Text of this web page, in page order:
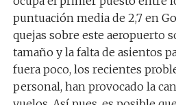
puntuación media de 2,7 en
quejas sobre este aeropuerto
tamaño y la falta de asientos
fuera poco, los recientes
personal, han provocado la